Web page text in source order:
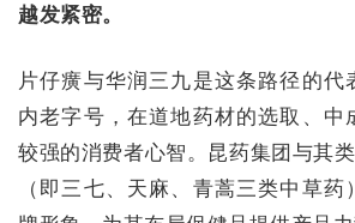
越发紧密。
片仔癀与华润三九是这条路径的代
内老字号，在道地药材的选取、中
较强的消费者心智。昆药集团与其
（即三七、天麻、青蒿三类中草